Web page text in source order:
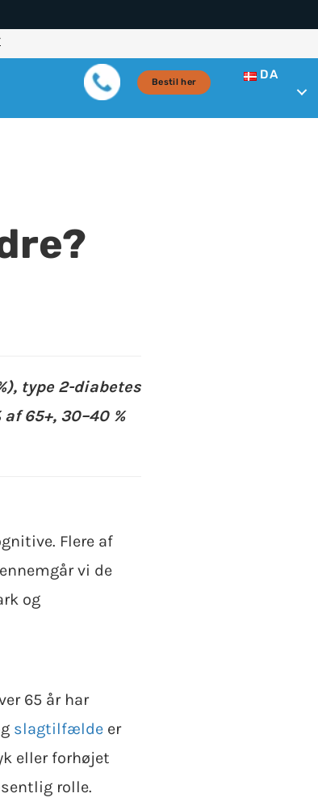
Bestil her
DA
type 2-diabetes
65+, 30–40 %
Flere af
vi de
og
65 år har
slagtilfælde er
eller forhøjet
rolle.